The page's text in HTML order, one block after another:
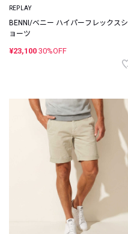
REPLAY
BENNI/ベニー ハイパーフレックスシ
ョーツ
¥23,100 30%OFF